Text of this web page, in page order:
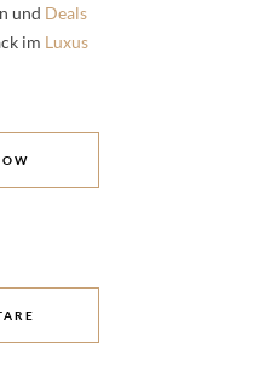
und Deals
im Luxus